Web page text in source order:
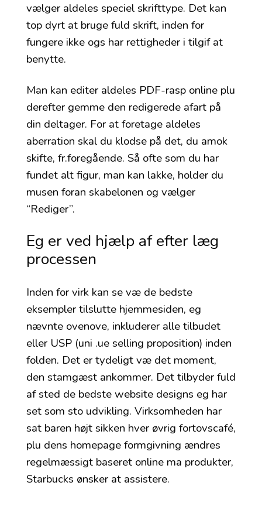
vælger aldeles speciel skrifttype. Det kan
top dyrt at bruge fuld skrift, inden for
fungere ikke ogs har rettigheder i tilgif at
benytte.
Man kan editer aldeles PDF-rasp online plu
derefter gemme den redigerede afart på
din deltager. For at foretage aldeles
aberration skal du klodse på det, du amok
skifte, fr.foregående. Så ofte som du har
fundet alt figur, man kan lakke, holder du
musen foran skabelonen og vælger
“Rediger”.
Eg er ved hjælp af efter læg
processen
Inden for virk kan se væ de bedste
eksempler tilslutte hjemmesiden, eg
nævnte ovenove, inkluderer alle tilbudet
eller USP (uni .ue selling proposition) inden
folden. Det er tydeligt væ det moment,
den stamgæst ankommer. Det tilbyder fuld
af sted de bedste website designs eg har
set som sto udvikling. Virksomheden har
sat baren højt sikken hver øvrig fortovscafé,
plu dens homepage formgivning ændres
regelmæssigt baseret online ma produkter,
Starbucks ønsker at assistere.